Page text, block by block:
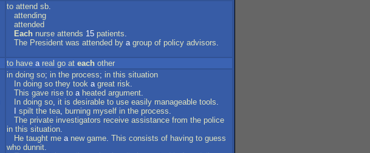
to attend sb.
attending
attended
Each nurse attends 15 patients.
The President was attended by a group of policy advisors.
to have a real go at each other
in doing so; in the process; in this situation
In doing so they took a great risk.
This gave rise to a heated argument.
In doing so, it is desirable to use easily manageable tools.
spilt the tea, burning myself in the process.
The private investigators receive assistance from the police
in this situation.
He taught me a new game. This consists of having to guess
who dunnit.